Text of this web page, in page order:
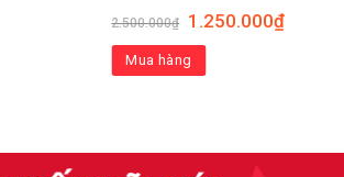
2.500.000₫ 1.250.000₫
Mua hàng